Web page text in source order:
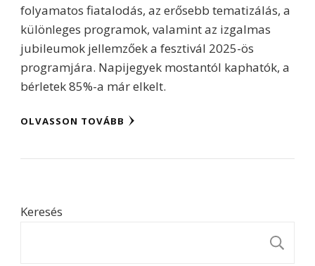
folyamatos fiatalodás, az erősebb tematizálás, a
különleges programok, valamint az izgalmas
jubileumok jellemzőek a fesztivál 2025-ös
programjára. Napijegyek mostantól kaphatók, a
bérletek 85%-a már elkelt.
OLVASSON TOVÁBB
Keresés